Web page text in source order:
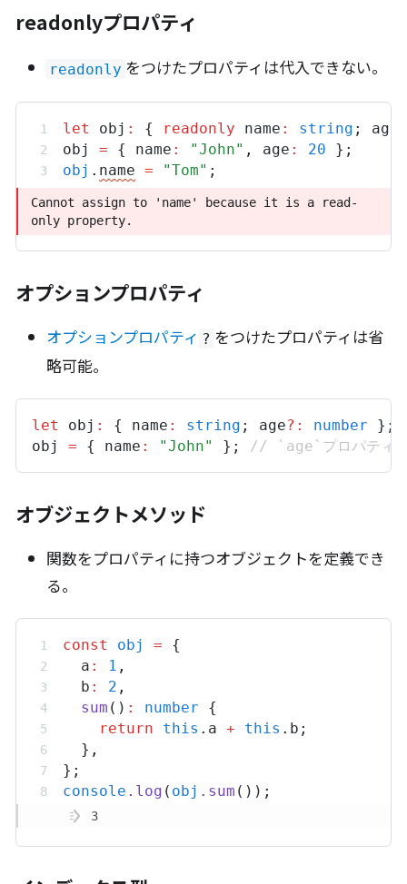
readonlyプロパティ
readonly をつけたプロパティは代入できない。
let obj : { readonly name : string ; age
obj
= { name : "John" , age : 20 };
obj . name = "Tom" ;
Cannot assign to 'name' because it is a read-
only property.
Cannot assign to 'name' because it is a read-only
property.
オプションプロパティ
オプションプロパティ ? をつけたプロパティは省
略可能。
let obj : { name : string ; age?: number };
obj
= { name : "John" }; // `age`プロパティが
オブジェクトメソッド
関数をプロパティに持つオブジェクトを定義でき
る。
const obj = {
a : 1 ,
b : 2 ,
sum () : number {
return
this . a + this . b ;
  }
,
};
console . log ( obj . sum ());
3